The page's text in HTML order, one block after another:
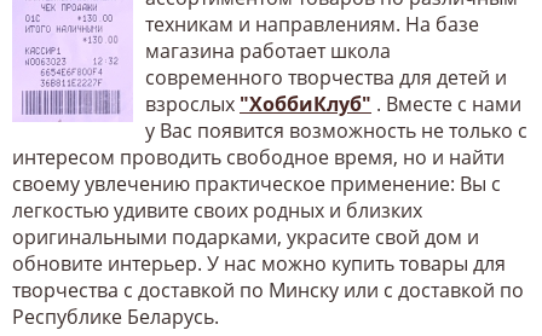
техникам и направлениям. На базе
магазина работает школа
современного творчества для детей и
взрослых "ХоббиКлуб" . Вместе с нами
у Вас появится возможность не только с
интересом проводить свободное время, но и найти
своему увлечению практическое применение: Вы с
легкостью удивите своих родных и близких
оригинальными подарками, украсите свой дом и
обновите интерьер. У нас можно купить товары для
творчества с доставкой по Минску или с доставкой по
Республике Беларусь.